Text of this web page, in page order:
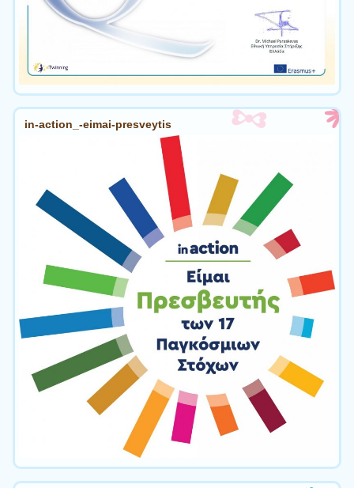
in-action_-eimai-presveytis